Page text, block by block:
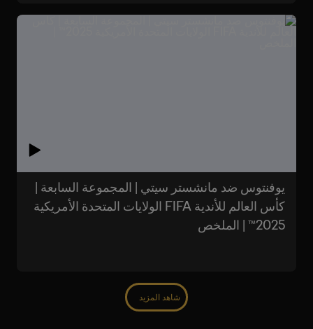
يوفنتوس ضد مانشستر سيتي | المجموعة السابعة |
كأس العالم للأندية FIFA الولايات المتحدة الأمريكية
2025™ | الملخص
شاهد المزيد